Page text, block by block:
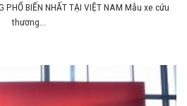
PHỔ BIẾN NHẤT TẠI VIỆT NAM Mẫu xe cứu
thương...